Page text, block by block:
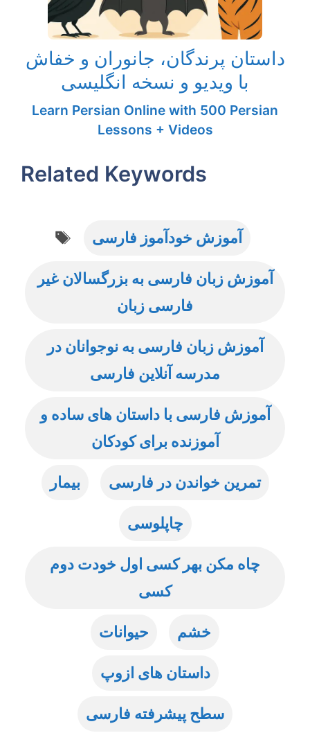
داستان پرندگان، جانوران و خفاش
با ویدیو و نسخه انگلیسی
Learn Persian Online with 500 Persian
Lessons + Videos
Related Keywords
آموزش خودآموز فارسی
آموزش زبان فارسی به بزرگسالان غیر
فارسی زبان
آموزش زبان فارسی به نوجوانان در
مدرسه آنلاین فارسی
آموزش فارسی با داستان های ساده و
آموزنده برای کودکان
بیمار تمرین خواندن در فارسی
چاپلوسی
چاه مکن بهر کسی اول خودت دوم
کسی
حیوانات خشم
داستان های ازوپ
سطح پیشرفته فارسی